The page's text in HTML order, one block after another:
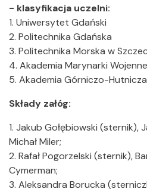
- klasyfikacja uczelni:
1. Uniwersytet Gdański
2. Politechnika Gdańska
3. Politechnika Morska w
4. Akademia Marynarki
5. Akademia Górniczo-
Składy załóg:
1. Jakub Gołębiowski (sternik),
Michał Miler;
2. Rafał Pogorzelski (sternik),
Cymerman;
3. Aleksandra Borucka